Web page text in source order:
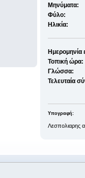
Μηνύματα:
Φύλο:
Ηλικία:
Ημερομηνία
Τοπική ώρα:
Γλώσσα:
Τελευταία
Υπογραφή:
Λεσπολιαρης